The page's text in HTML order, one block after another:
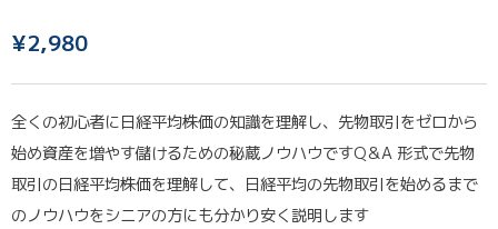
価に基
づく5
価のう
3.00 点
¥2,980
全くの初心者に日経平均株価の知識を理解し、先物取引をゼロから
始め資産を増やす儲けるための秘蔵ノウハウですQ＆A 形式で先物
取引の日経平均株価を理解して、日経平均の先物取引を始めるまで
のノウハウをシニアの方にも分かり安く説明します